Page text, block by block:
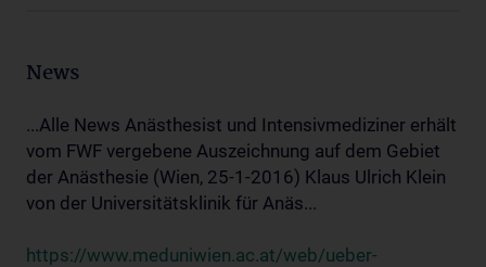
News
...Alle News Anästhesist und Intensivmediziner erhält
vom FWF vergebene Auszeichnung auf dem Gebiet
der Anästhesie (Wien, 25-1-2016) Klaus Ulrich Klein
von der Universitätsklinik für Anäs...
https://www.meduniwien.ac.at/web/ueber-